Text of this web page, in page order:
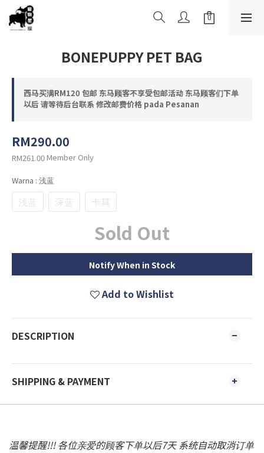
BONEPUPPY PET BAG
西马买满RM120 包邮 东马顾客不享受包邮活动 东马顾客们下单
以后 请等待后台联系 修改邮费价格 pada Pesanan
RM290.00
RM261.00Member Only
Warna : 浅蓝
浅蓝 深蓝 卡其
Sold Out
Notify When in Stock
Add to Wishlist
DESCRIPTION
SHIPPING & PAYMENT
温馨提醒!!! 各位亲爱的顾客下单以后7天 系统自动取消订单